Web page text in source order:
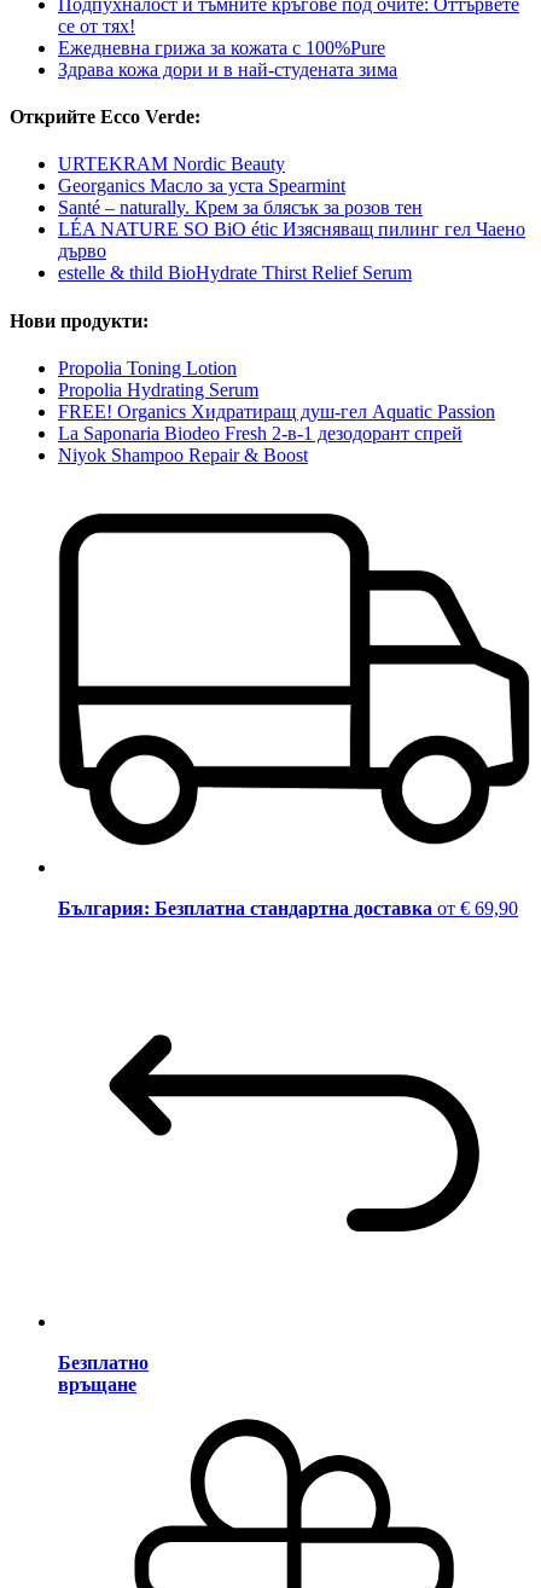
се от тях!
Ежедневна грижа за кожата с 100%Pure
Здрава кожа дори и в най-студената зима
Открийте Ecco Verde:
URTEKRAM Nordic Beauty
Georganics Масло за уста Spearmint
Santé – naturally. Крем за блясък за розов тен
LÉA NATURE SO BiO étic Изясняващ пилинг гел Чаено
дърво
estelle & thild BioHydrate Thirst Relief Serum
Нови продукти:
Propolia Toning Lotion
Propolia Hydrating Serum
FREE! Organics Хидратиращ душ-гел Aquatic Passion
La Saponaria Biodeo Fresh 2-в-1 дезодорант спрей
Niyok Shampoo Repair & Boost
България: Безплатна стандартна доставка от € 69,90
Безплатно
връщане